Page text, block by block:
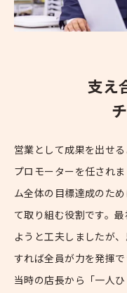
支え
営業として成果を出せ
プロモーターを任され
ム全体の目標達成のた
て取り組む役割です。
ようと工夫しましたが
すれば全員が力を発揮
当時の店長から「一人